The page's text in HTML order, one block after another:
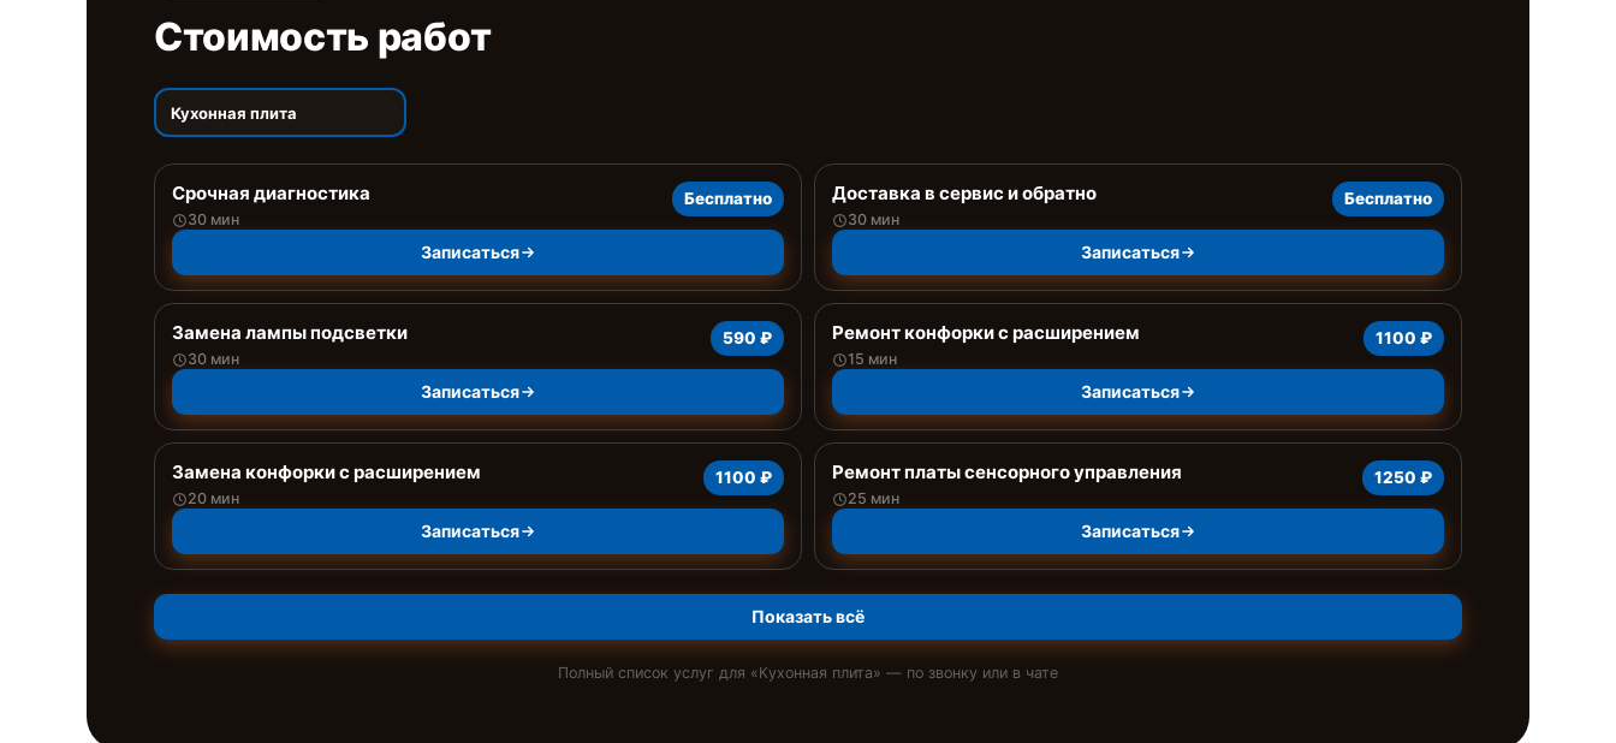
Стоимость работ
Кухонная плита
Срочная диагностика
30 мин
Бесплатно
Записаться
Доставка в сервис и обратно
30 мин
Бесплатно
Записаться
Замена лампы подсветки
30 мин
590 ₽
Записаться
Ремонт конфорки с расширением
15 мин
1100 ₽
Записаться
Замена конфорки с расширением
20 мин
1100 ₽
Записаться
Ремонт платы сенсорного управления
25 мин
1250 ₽
Записаться
Показать всё
Полный список услуг для «Кухонная плита» — по звонку или в чате